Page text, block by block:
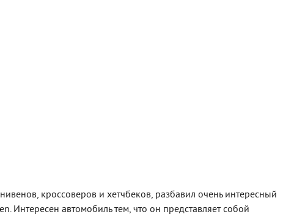
кроссоверов и хетчбеков, разбавил очень интересный
Интересен автомобиль тем, что он представляет собой